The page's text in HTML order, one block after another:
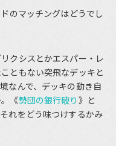
ドのマッチングはどうでし
クシスとかエスパー・レ
ともない突飛なデッキと
なんで、デッキの動き自
《勢団の銀行破り 》と
れをどう味つけするかみ